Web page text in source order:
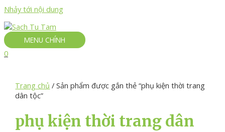
Nhảy tới nội dung
MENU CHÍNH
0
Trang chủ / Sản phẩm được gắn thẻ “phụ kiện thời trang
dân tộc”
phụ kiện thời trang dân